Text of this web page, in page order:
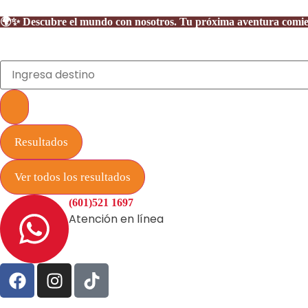
🌍✨ Descubre el mundo con nosotros. Tu próxima aventura
Resultados
Ver todos los resultados
(601)521 1697
Atención en línea